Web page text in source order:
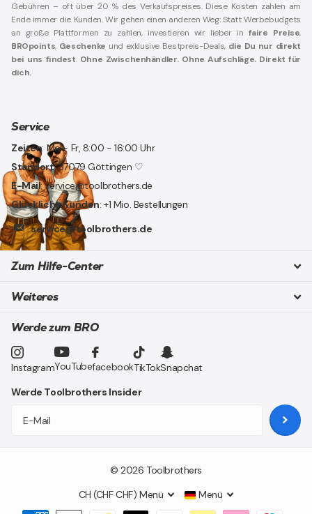
Gebühren – oft über 20 % des Verkaufspreises. Diese Kosten zahlen am
Ende immer die Kunden. Wir gehen einen anderen Weg: Statt Werbebudgets
an große Plattformen zu zahlen, investieren wir lieber in faire Preise,
BROpoints, Geschenke und exklusive Bestpreis-Deals, die Du nur direkt
bei uns findest. Ohne Zwischenhändler. Ohne Aufschläge. Direkt für
dich.
Service
Zeiten: Mo - Fr, 8:00 - 16:00 Uhr
Standort: 37079 Göttingen ♡
E-Mail: service@toolbrothers.de
Glückliche Kunden: +1 Mio. Bestellungen
service@toolbrothers.de
Zum Hilfe-Center
Weiteres
Werde zum BRO
InstagramYouTubefacebookTikTokSnapchat
Werde Toolbrothers Insider
©2026 Toolbrothers
CH (CHF CHF) Menü Menü